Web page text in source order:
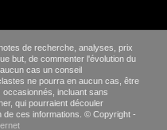
de recherche, analyses, prix
but, de commenter l'évolution du
cas un conseil
ne pourra en aucun cas, être
incluant sans
qui pourraient découler
de ces informations. © Copyright -